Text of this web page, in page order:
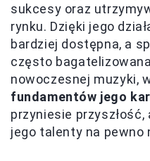
sukcesy oraz
rynku. Dzięki jego
bardziej dostępna, a
często
nowoczesnej muzyki,
fundamentów jego
przyniesie
jego talenty na pewno